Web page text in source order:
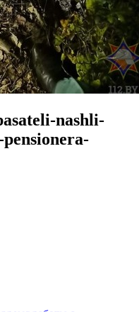
nashli-